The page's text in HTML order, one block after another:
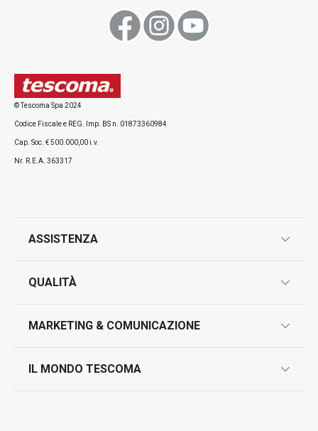
Wok PRESIDENT ø 30 cm, con
Visualizza
© Tescoma Spa 2024
Codice Fiscale e REG. Imp. BS n. 01873360984
Cap. Soc. € 500.000,00 i.v.
Nr. R.E.A. 363317
ASSISTENZA
contatti
QUALITÀ
test sui prodotti
MARKETING & COMUNICAZIONE
IL MONDO TESCOMA